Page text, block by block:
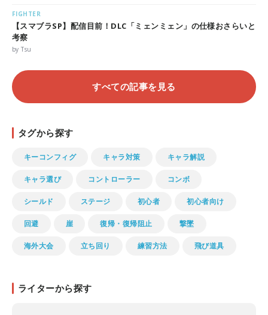
FIGHTER
【スマブラSP】配信目前！DLC「ミェンミェン」の仕様おさらいと
考察
by Tsu
すべての記事を見る
タグから探す
キーコンフィグ キャラ対策 キャラ解説
キャラ選び コントローラー コンボ
シールド ステージ 初心者 初心者向け
回避 崖 復帰・復帰阻止 撃墜
海外大会 立ち回り 練習方法 飛び道具
ライターから探す